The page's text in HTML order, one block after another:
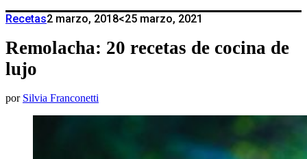
Recetas2 marzo, 2018<25 marzo, 2021
Remolacha: 20 recetas de cocina de
lujo
por Silvia Franconetti